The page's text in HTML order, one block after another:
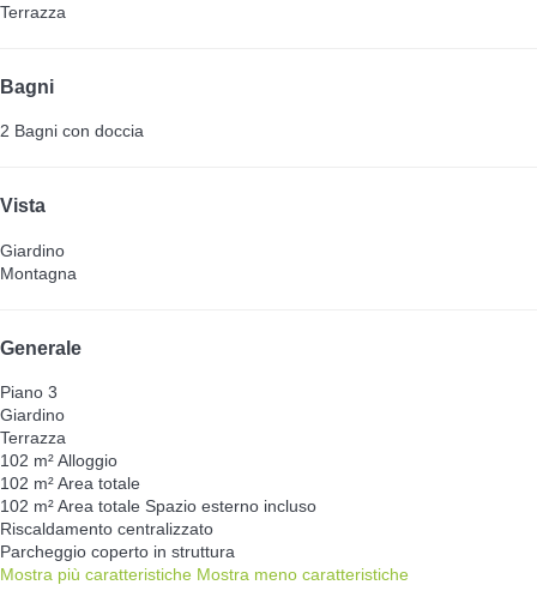
Terrazza
Bagni
2 Bagni con doccia
Vista
Giardino
Montagna
Generale
Piano 3
Giardino
Terrazza
102 m² Alloggio
102 m² Area totale
102 m² Area totale Spazio esterno incluso
Riscaldamento centralizzato
Parcheggio coperto in struttura
Mostra più caratteristiche Mostra meno caratteristiche